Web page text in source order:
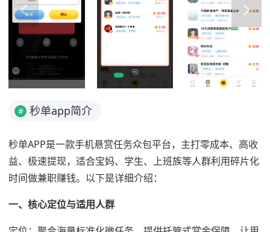
# 秒单app简介
秒单APP是一款手机悬赏任务众包平台，主打零成本、高收
益、极速提现，适合宝妈、学生、上班族等人群利用碎片化
时间做兼职赚钱。以下是详细介绍：
一、核心定位与适用人群